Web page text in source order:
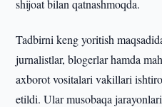
shijoat bilan qatnashmoqda.
Tadbirni keng yoritish
jurnalistlar, blogerlar hamda
axborot vositalari vakillari
etildi. Ular musobaqa